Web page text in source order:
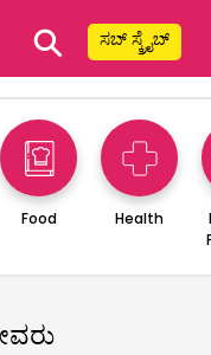
⚲ ಸಬ್ ಸ್ಕ್ರೈಬ್
Food Health